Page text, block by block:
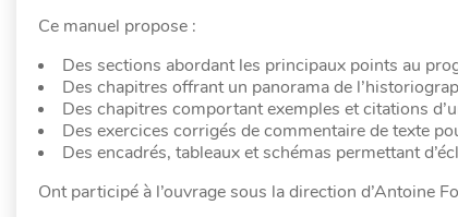
Ce manuel propose :
Des sections abordant les principaux points au
Des chapitres offrant un panorama de
Des chapitres comportant exemples et citations
Des exercices corrigés de commentaire de texte
Des encadrés, tableaux et schémas permettant
Ont participé à l’ouvrage sous la direction d’Antoine